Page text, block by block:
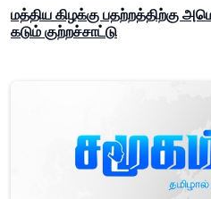
மத்திய கிழக்கு பதற்றத்திற்கு
கடும் குற்றச்சாட்டு